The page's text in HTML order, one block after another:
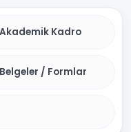
Akademik Kadro
Belgeler / Formlar